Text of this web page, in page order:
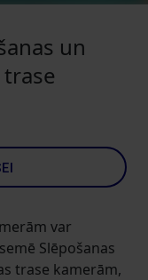
un
var
Slēpošanas
trase kamerām,